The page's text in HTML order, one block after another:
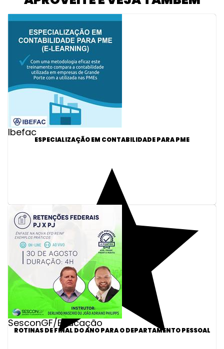
Ibefac
ESPECIALIZAÇÃO EM CONTABILIDADE PARA PME
SesconGF/Educação
ROTINAS DE FINAL DO ANO PARA O DEPARTAMENTO PESSOAL